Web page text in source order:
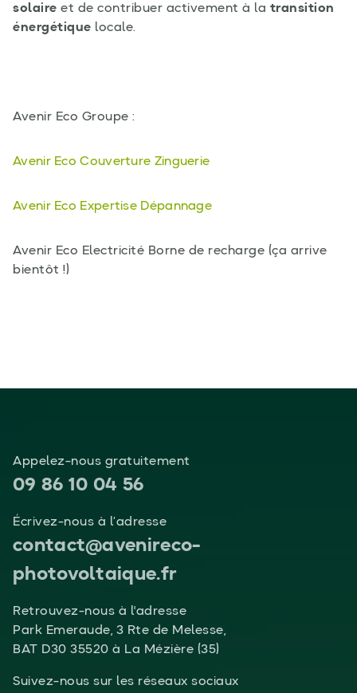
solaire et de contribuer activement à la transition
énergétique locale.
Avenir Eco Groupe :
Avenir Eco Couverture Zinguerie
Avenir Eco Expertise Dépannage
Avenir Eco Electricité Borne de recharge (ça arrive
bientôt !)
Appelez-nous gratuitement
09 86 10 04 56
Écrivez-nous à l’adresse
contact@avenireco-
photovoltaique.fr
Retrouvez-nous à l'adresse
Park Emeraude, 3 Rte de Melesse,
BAT D30 35520 à La Mézière (35)
Suivez-nous sur les réseaux sociaux